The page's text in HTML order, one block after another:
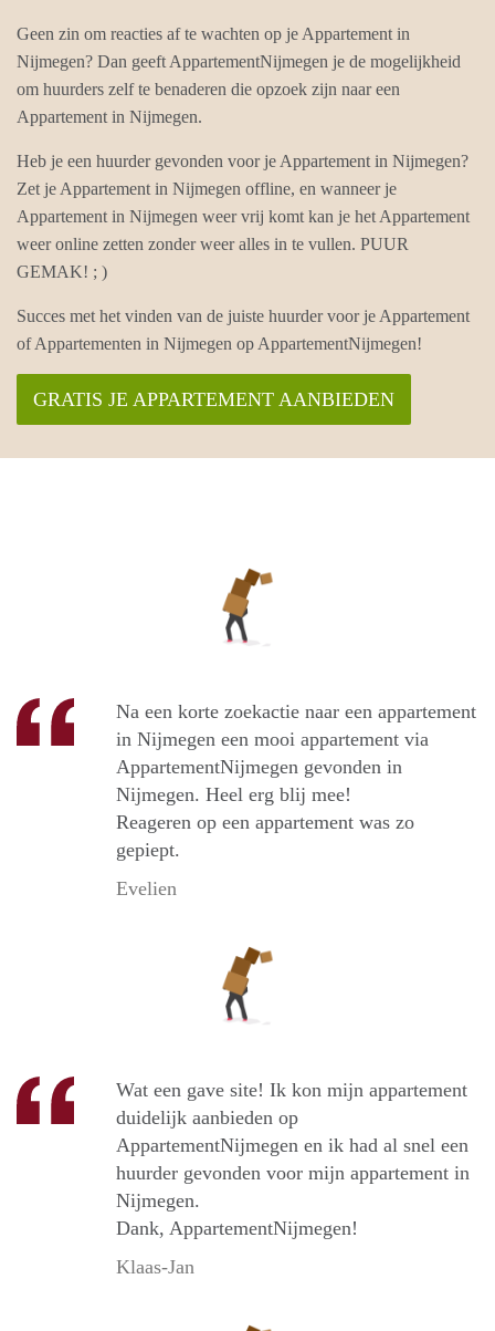
Geen zin om reacties af te wachten op je Appartement in
Nijmegen? Dan geeft AppartementNijmegen je de mogelijkheid
om huurders zelf te benaderen die opzoek zijn naar een
Appartement in Nijmegen.
Heb je een huurder gevonden voor je Appartement in Nijmegen?
Zet je Appartement in Nijmegen offline, en wanneer je
Appartement in Nijmegen weer vrij komt kan je het Appartement
weer online zetten zonder weer alles in te vullen. PUUR
GEMAK! ; )
Succes met het vinden van de juiste huurder voor je Appartement
of Appartementen in Nijmegen op AppartementNijmegen!
GRATIS JE APPARTEMENT AANBIEDEN
Na een korte zoekactie naar een appartement
in Nijmegen een mooi appartement via
AppartementNijmegen gevonden in
Nijmegen. Heel erg blij mee!
Reageren op een appartement was zo
gepiept.
Evelien
Wat een gave site! Ik kon mijn appartement
duidelijk aanbieden op
AppartementNijmegen en ik had al snel een
huurder gevonden voor mijn appartement in
Nijmegen.
Dank, AppartementNijmegen!
Klaas-Jan